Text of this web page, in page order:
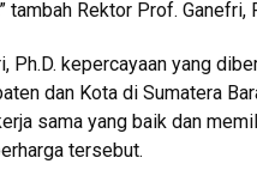
tambah Rektor Prof. Ganefri,
Ph.D. kepercayaan yang
dan Kota di Sumatera
sama yang baik dan
tersebut.